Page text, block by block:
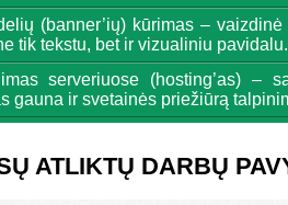
(banner’ių) kūrimas –
tik tekstu, bet ir vizualiniu pavidalu.
serveriuose (hosting’as) –
gauna ir svetainės priežiūrą
ATLIKTŲ DARBŲ